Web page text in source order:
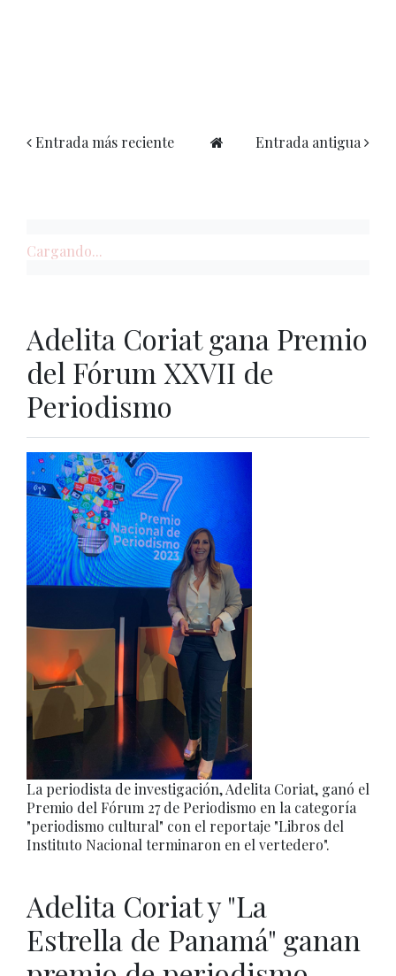
Entrada más reciente Entrada antigua
Cargando...
Adelita Coriat gana Premio
del Fórum XXVII de
Periodismo
La periodista de investigación, Adelita Coriat, ganó el
Premio del Fórum 27 de Periodismo en la categoría
"periodismo cultural" con el reportaje "Libros del
Instituto Nacional terminaron en el vertedero".
Adelita Coriat y "La
Estrella de Panamá" ganan